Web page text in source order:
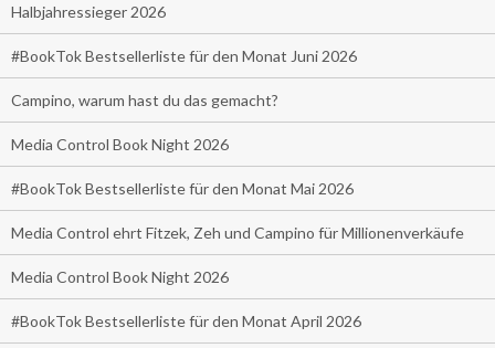
Halbjahressieger 2026
#BookTok Bestsellerliste für den Monat Juni 2026
Campino, warum hast du das gemacht?
Media Control Book Night 2026
#BookTok Bestsellerliste für den Monat Mai 2026
Media Control ehrt Fitzek, Zeh und Campino für Millionenverkäufe
Media Control Book Night 2026
#BookTok Bestsellerliste für den Monat April 2026